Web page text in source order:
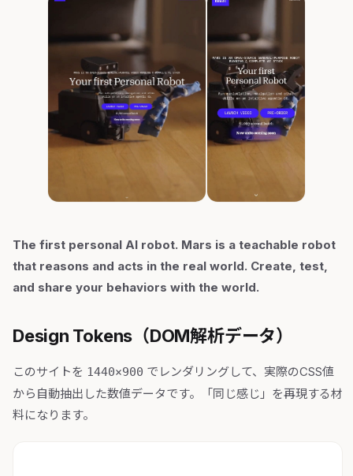
The first personal AI robot. Mars is a teachable robot
that reasons and acts in the real world. Create, test,
and share your behaviors with the world.
Design Tokens（DOM解析データ）
このサイトを 1440×900 でレンダリングして、実際のCSS値
から自動抽出した数値データです。「同じ感じ」を再現する材
料になります。